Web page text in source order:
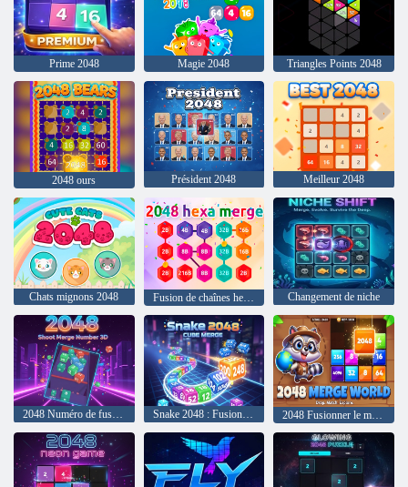
Prime 2048 Magie 2048 Triangles Points 2048
2048 ours Président 2048 Meilleur 2048
Chats mignons 2048 Fusion de chaînes hexagonales 2048 Changement de niche
Snake 2048 : Fusion de cubes 2048 Fusionner le monde